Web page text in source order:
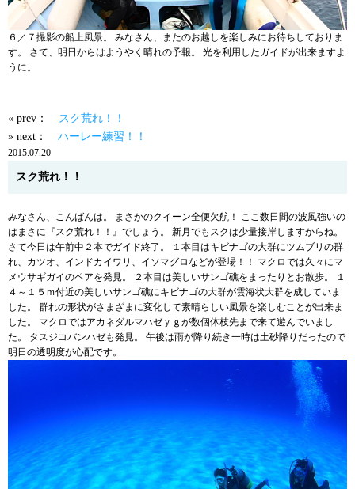
６／７撮影の船上風景。 みなさん、またのお越しを楽しみにお待ちしておりま
す。 さて、明日からはようやく晴れの予報。 光を利用したガイドが出来ますよ
うに。
« prev： スク荒れ！！
» next： ハーレー練習！！
2015.07.20
スク荒れ！！
みなさん、こんばんは。 まさかのクイーン全便欠航！ ここ数日間の波風強いの
はまさに『スク荒れ！！』でしょう。 新月でもスクは少量接岸しますからね。
さて今日は午前中２本でガイド終了。 １本目はキビナゴの大群にツムブリの群
れ、カツオ、インドカイワリ、イソマグロなどが登場！！ マクロでは久々にマ
メウサギガイのペアを発見。 ２本目は美しいサンゴ礁をまったりとお散歩。 １
４～１５ｍ付近の美しいサンゴ礁にキビナゴの大群が雲海状大群を成していま
した。 群れの形状がさまざまに変化して素晴らしい風景を楽しむことが出来ま
した。 マクロではアカネダルマハゼｙｇが数個体枝先まで来て遊んでいまし
た。 タスジコバンハゼも発見。 午後は雨が降り続き一時は土砂降りだったので
明日の透明度が心配です。